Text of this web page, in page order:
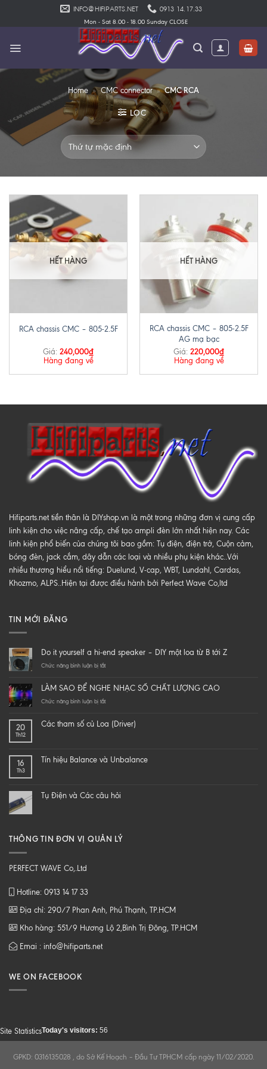
INFO@HIFIPARTS.NET 0913 14.17.33
Mon - Sat 8.00 - 18.00 Sunday CLOSE
Home » CMC connector » CMC RCA
LỌC
HẾT HÀNG
RCA chassis CMC – 805-2.5F
Giá: 240,000₫
Hàng đang về
HẾT HÀNG
RCA chassis CMC – 805-2.5F
AG mạ bạc
Giá: 220,000₫
Hàng đang về
Hifiparts.net tiền thân là DIYshop.vn là một trong những đơn vị cung cấp
linh kiện cho việc nâng cấp, chế tạo ampli đèn lớn nhất hiện nay. Các
linh kiện phổ biến của chúng tôi bao gồm: Tụ điện, điện trở, Cuộn cảm,
bóng đèn, jack cắm, dây dẫn các loại và nhiều phụ kiện khác..Với
nhiều thương hiểu nổi tiếng: Duelund, V-cap, WBT, Lundahl, Cardas,
Khozmo, ALPS..Hiện tại được điều hành bởi Perfect Wave Co,ltd
TIN MỚI ĐĂNG
Do it yourself a hi-end speaker – DIY một loa từ B tới Z
Chức năng bình luận bị tắtở
yourself
a
speaker
loa
Z
LÀM SAO ĐỂ NGHE NHẠC SỐ CHẤT LƯỢNG CAO
Chức năng bình luận bị tắtở
ĐỂ
CHẤT
20
Th12
Các tham số củ Loa (Driver)
16
Th3
Tín hiệu Balance và Unbalance
Tụ Điện và Các câu hỏi
THÔNG TIN ĐƠN VỊ QUẢN LÝ
PERFECT WAVE Co,.Ltd
Hotline: 0913 14 17 33
Địa chỉ: 290/7 Phan Anh, Phú Thạnh, TP.HCM
Kho hàng: 551/9 Hương Lộ 2,Bình Trị Đông, TP.HCM
Emai : info@hifiparts.net
WE ON FACEBOOK
Site StatisticsToday's visitors: 56
GPKD: 0316135028 , do Sở Kế Hoạch – Đầu Tư TPHCM cấp ngày 11/02/2020.